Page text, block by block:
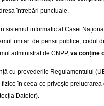
întrebări punctuale.
sistemul informatic al Casei
unitar de pensii publice, codul
administrat de CNPP, va conține
cu prevederile Regulamentului
în ceea ce priveşte
Datelor).